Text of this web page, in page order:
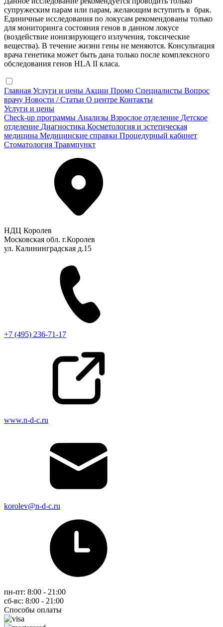
супружеским парам или парам, желающим вступить в брак.
Единичные исследования по локусам рекомендованы только
для мониторинга состояния генов в данном локусе
(воздействие ионизирующего излучения, токсические
вещества). В течение жизни гены не меняются. Консультация
врача генетика может быть дана только после комплексного
обследования генов HLA II класа.
Главная Услуги и цены Акции Промо Специалисты Вопрос
врачу Новости / Статьи О центре Контакты
Услуги и цены
Check-up программы Анализы Взрослое отделение Детское
отделение Диагностика Косметология и эстетическая
медицина Медицинские справки Процедурный кабинет
Стоматология Травмпункт
НДЦ Королев
Московская обл. г.Королев
ул. Калининградская д.15
+7 (495) 236-71-17
www.n-d-c.ru
korolev@n-d-c.ru
пн-пт: 8:00 - 21:00
сб-вс: 8:00 - 21:00
Способы оплаты